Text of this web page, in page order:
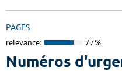
PAGES
relevance: 77%
Numéros